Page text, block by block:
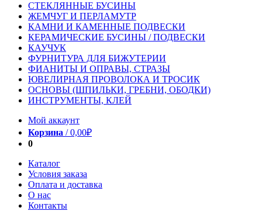
СТЕКЛЯННЫЕ БУСИНЫ
ЖЕМЧУГ И ПЕРЛАМУТР
КАМНИ И КАМЕННЫЕ ПОДВЕСКИ
КЕРАМИЧЕСКИЕ БУСИНЫ / ПОДВЕСКИ
КАУЧУК
ФУРНИТУРА ДЛЯ БИЖУТЕРИИ
ФИАНИТЫ И ОПРАВЫ, СТРАЗЫ
ЮВЕЛИРНАЯ ПРОВОЛОКА И ТРОСИК
ОСНОВЫ (ШПИЛЬКИ, ГРЕБНИ, ОБОДКИ)
ИНСТРУМЕНТЫ, КЛЕЙ
Мой аккаунт
Корзина /0,00₽
0
Каталог
Условия заказа
Оплата и доставка
О нас
Контакты